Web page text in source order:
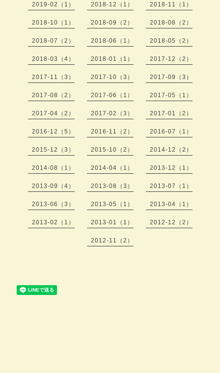
2019-02（1） 2018-12（1） 2018-11（1）
2018-10（1） 2018-09（2） 2018-08（2）
2018-07（2） 2018-06（1） 2018-05（2）
2018-03（4） 2018-01（1） 2017-12（2）
2017-11（3） 2017-10（3） 2017-09（3）
2017-08（2） 2017-06（1） 2017-05（1）
2017-04（2） 2017-02（3） 2017-01（2）
2016-12（5） 2016-11（2） 2016-07（1）
2015-12（3） 2015-10（2） 2014-12（2）
2014-08（1） 2014-04（1） 2013-12（1）
2013-09（4） 2013-08（3） 2013-07（1）
2013-06（3） 2013-05（1） 2013-04（1）
2013-02（1） 2013-01（1） 2012-12（2）
2012-11（2）